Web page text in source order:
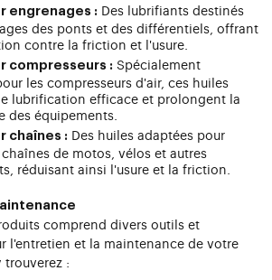
engrenages : Des lubrifiants destinés
des ponts et des différentiels, offrant
contre la friction et l'usure.
compresseurs : Spécialement
les compresseurs d'air, ces huiles
lubrification efficace et prolongent la
des équipements.
chaînes : Des huiles adaptées pour
de motos, vélos et autres
réduisant ainsi l'usure et la friction.
comprend divers outils et
l'entretien et la maintenance de votre
trouverez :